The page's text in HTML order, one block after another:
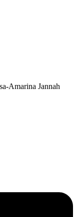
Amarina Jannah